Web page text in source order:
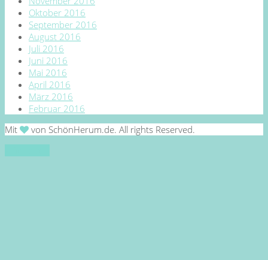
Oktober 2016
September 2016
August 2016
Juli 2016
Juni 2016
Mai 2016
April 2016
März 2016
Februar 2016
Mit
von SchönHerum.de. All rights Reserved.